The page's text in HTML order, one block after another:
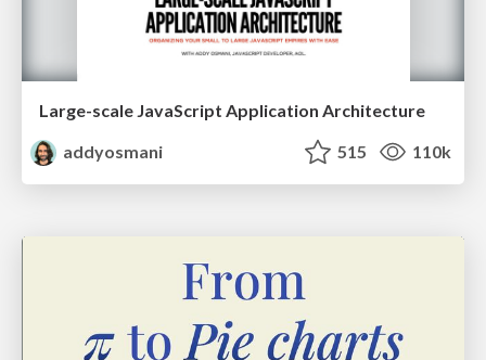
Large-scale JavaScript Application Architecture
addyosmani
515 110k